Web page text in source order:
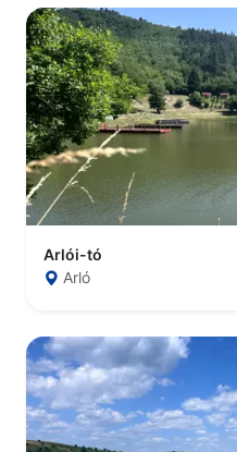
Arlói-tó
Arló